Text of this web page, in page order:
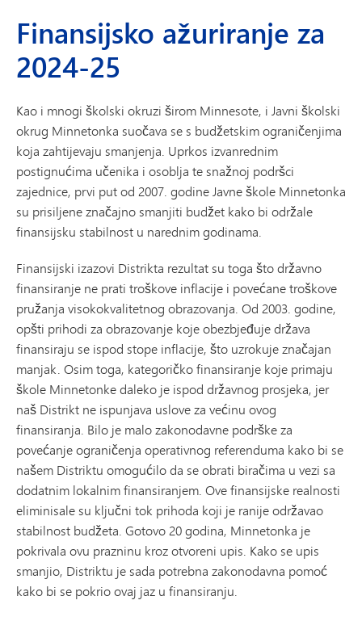
Finansijsko ažuriranje za
2024-25
Kao i mnogi školski okruzi širom Minnesote, i Javni školski
okrug Minnetonka suočava se s budžetskim ograničenjima
koja zahtijevaju smanjenja. Uprkos izvanrednim
postignućima učenika i osoblja te snažnoj podršci
zajednice, prvi put od 2007. godine Javne škole Minnetonka
su prisiljene značajno smanjiti budžet kako bi održale
finansijsku stabilnost u narednim godinama.
Finansijski izazovi Distrikta rezultat su toga što državno
finansiranje ne prati troškove inflacije i povećane troškove
pružanja visokokvalitetnog obrazovanja. Od 2003. godine,
opšti prihodi za obrazovanje koje obezbjeđuje država
finansiraju se ispod stope inflacije, što uzrokuje značajan
manjak. Osim toga, kategoričko finansiranje koje primaju
škole Minnetonke daleko je ispod državnog prosjeka, jer
naš Distrikt ne ispunjava uslove za većinu ovog
finansiranja. Bilo je malo zakonodavne podrške za
povećanje ograničenja operativnog referenduma kako bi se
našem Distriktu omogućilo da se obrati biračima u vezi sa
dodatnim lokalnim finansiranjem. Ove finansijske realnosti
eliminisale su ključni tok prihoda koji je ranije održavao
stabilnost budžeta. Gotovo 20 godina, Minnetonka je
pokrivala ovu prazninu kroz otvoreni upis. Kako se upis
smanjio, Distriktu je sada potrebna zakonodavna pomoć
kako bi se pokrio ovaj jaz u finansiranju.